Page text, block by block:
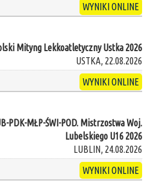
WYNIKI ONLINE
Mityng Lekkoatletyczny Ustka 2026
USTKA, 22.08.2026
WYNIKI ONLINE
PDK-MŁP-ŚWI-POD. Mistrzostwa Woj.
Lubelskiego U16 2026
LUBLIN, 24.08.2026
WYNIKI ONLINE